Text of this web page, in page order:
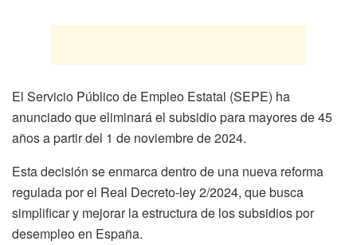
El Servicio Público de Empleo Estatal (SEPE) ha
anunciado que eliminará el subsidio para mayores de 45
años a partir del 1 de noviembre de 2024.
Esta decisión se enmarca dentro de una nueva reforma
regulada por el Real Decreto-ley 2/2024, que busca
simplificar y mejorar la estructura de los subsidios por
desempleo en España.